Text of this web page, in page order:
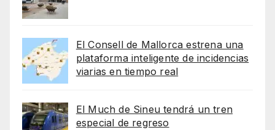
El Consell de Mallorca estrena una
plataforma inteligente de incidencias
viarias en tiempo real
El Much de Sineu tendrá un tren
especial de regreso